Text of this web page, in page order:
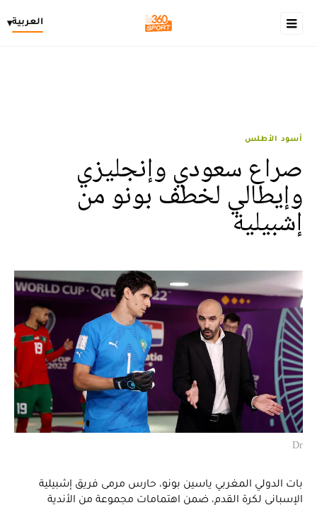
العربية▾
أسود الأطلس
صراع سعودي وإنجليزي
وإيطالي لخطف بونو من
إشبيلية
Dr
بات الدولي المغربي ياسين بونو، حارس مرمى فريق إشبيلية
الإسباني لكرة القدم، ضمن اهتمامات مجموعة من الأندية